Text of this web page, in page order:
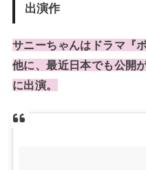
出演作
サニーちゃんはドラマ『
他に、最近日本でも公開
に出演。